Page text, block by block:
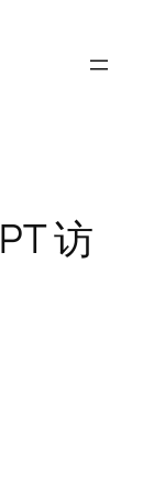
访